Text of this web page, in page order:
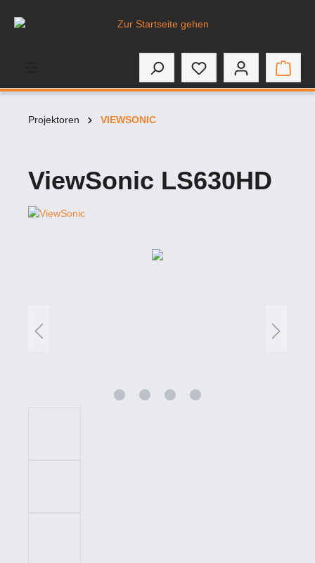
springen
Projektoren VIEWSONIC
ViewSonic LS630HD